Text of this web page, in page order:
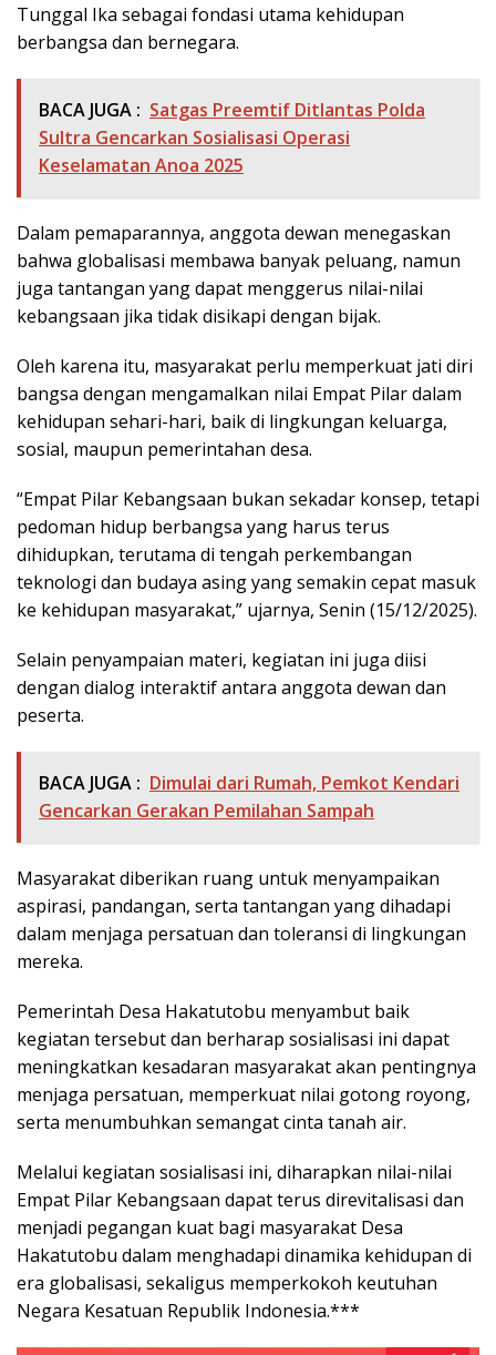
Tunggal Ika sebagai fondasi utama kehidupan
berbangsa dan bernegara.
BACA JUGA : Satgas Preemtif Ditlantas Polda
Sultra Gencarkan Sosialisasi Operasi
Keselamatan Anoa 2025
Dalam pemaparannya, anggota dewan menegaskan
bahwa globalisasi membawa banyak peluang, namun
juga tantangan yang dapat menggerus nilai-nilai
kebangsaan jika tidak disikapi dengan bijak.
Oleh karena itu, masyarakat perlu memperkuat jati diri
bangsa dengan mengamalkan nilai Empat Pilar dalam
kehidupan sehari-hari, baik di lingkungan keluarga,
sosial, maupun pemerintahan desa.
“Empat Pilar Kebangsaan bukan sekadar konsep, tetapi
pedoman hidup berbangsa yang harus terus
dihidupkan, terutama di tengah perkembangan
teknologi dan budaya asing yang semakin cepat masuk
ke kehidupan masyarakat,” ujarnya, Senin (15/12/2025).
Selain penyampaian materi, kegiatan ini juga diisi
dengan dialog interaktif antara anggota dewan dan
peserta.
BACA JUGA : Dimulai dari Rumah, Pemkot Kendari
Gencarkan Gerakan Pemilahan Sampah
Masyarakat diberikan ruang untuk menyampaikan
aspirasi, pandangan, serta tantangan yang dihadapi
dalam menjaga persatuan dan toleransi di lingkungan
mereka.
Pemerintah Desa Hakatutobu menyambut baik
kegiatan tersebut dan berharap sosialisasi ini dapat
meningkatkan kesadaran masyarakat akan pentingnya
menjaga persatuan, memperkuat nilai gotong royong,
serta menumbuhkan semangat cinta tanah air.
Melalui kegiatan sosialisasi ini, diharapkan nilai-nilai
Empat Pilar Kebangsaan dapat terus direvitalisasi dan
menjadi pegangan kuat bagi masyarakat Desa
Hakatutobu dalam menghadapi dinamika kehidupan di
era globalisasi, sekaligus memperkokoh keutuhan
Negara Kesatuan Republik Indonesia.***